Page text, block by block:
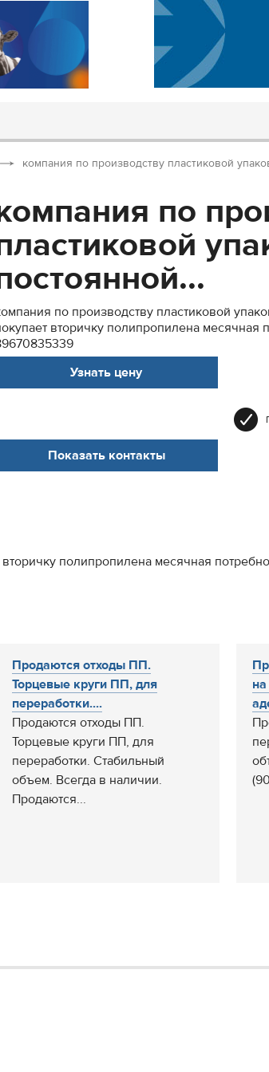
компания по производству пластиковой
по
по производству пластиковой
вторичку полипропилена месячная
Узнать цену
Показать контакты
полипропилена месячная
Продаются отходы ПП.
Торцевые круги ПП, для
переработки....
Продаются отходы ПП.
Торцевые круги ПП, для
переработки. Стабильный
объем. Всегда в наличии.
Продаются...